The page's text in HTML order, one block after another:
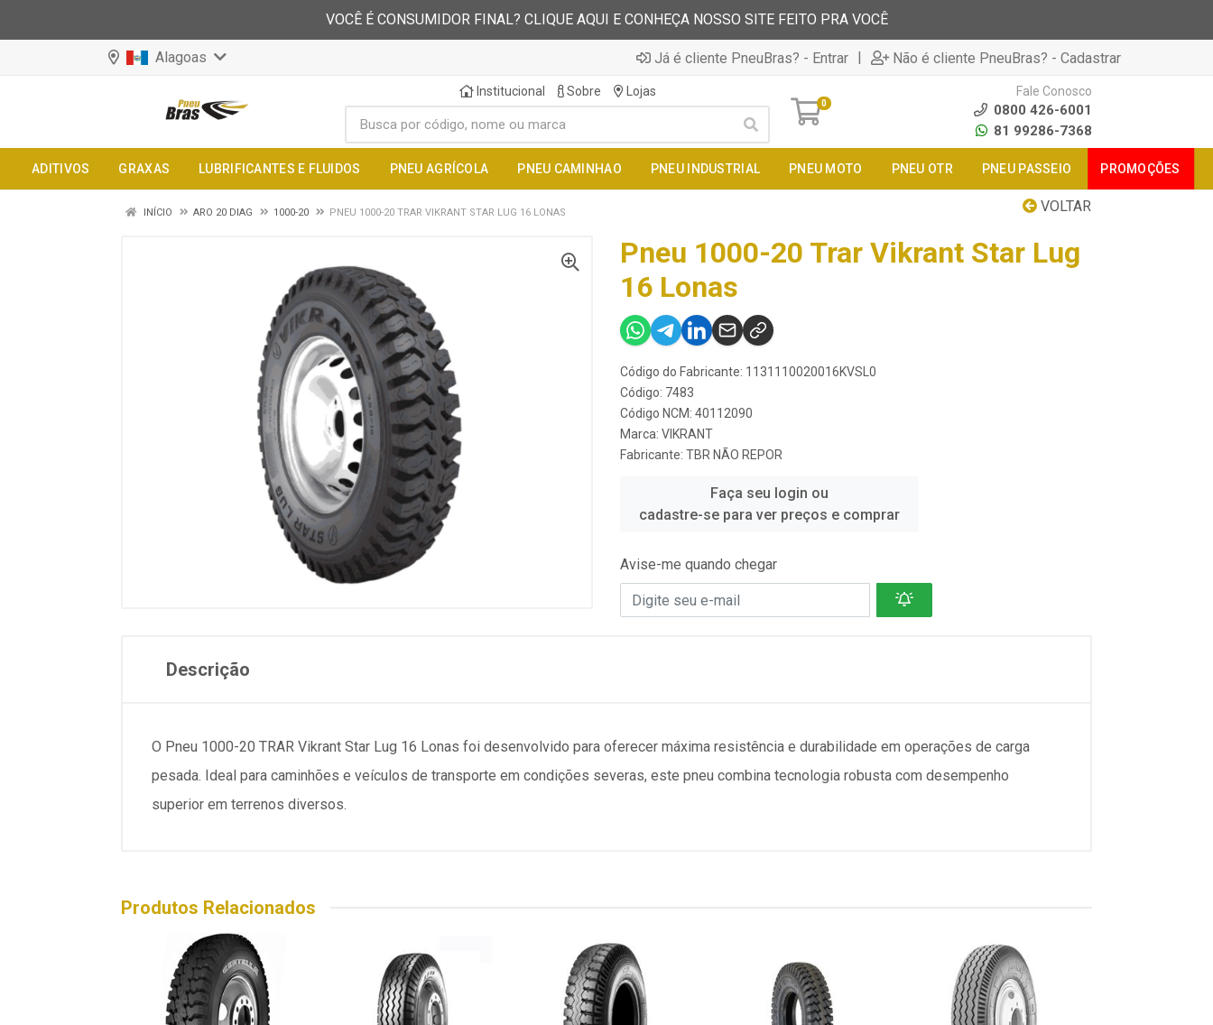
VOCÊ É CONSUMIDOR FINAL? CLIQUE AQUI E CONHEÇA NOSSO SITE FEITO PRA VOCÊ
Alagoas Já é cliente PneuBras? - Entrar | Não é cliente PneuBras? - Cadastrar
Institucional Sobre Lojas
0
Fale Conosco
0800 426-6001
81 99286-7368
ADITIVOS GRAXAS LUBRIFICANTES E FLUIDOS PNEU AGRÍCOLA PNEU CAMINHAO PNEU INDUSTRIAL PNEU MOTO PNEU OTR PNEU PASSEIO PROMOÇÕES
VOLTAR
INÍCIO ARO 20 DIAG 1000-20 PNEU 1000-20 TRAR VIKRANT STAR LUG 16 LONAS
Pneu 1000-20 Trar Vikrant Star Lug
16 Lonas
Código do Fabricante: 1131110020016KVSL0
Código: 7483
Código NCM: 40112090
Marca: VIKRANT
Fabricante: TBR NÃO REPOR
Faça seu login ou
cadastre-se para ver preços e comprar
Avise-me quando chegar
Descrição
O Pneu 1000-20 TRAR Vikrant Star Lug 16 Lonas foi desenvolvido para oferecer máxima resistência e durabilidade em operações de carga
pesada. Ideal para caminhões e veículos de transporte em condições severas, este pneu combina tecnologia robusta com desempenho
superior em terrenos diversos.
Produtos Relacionados